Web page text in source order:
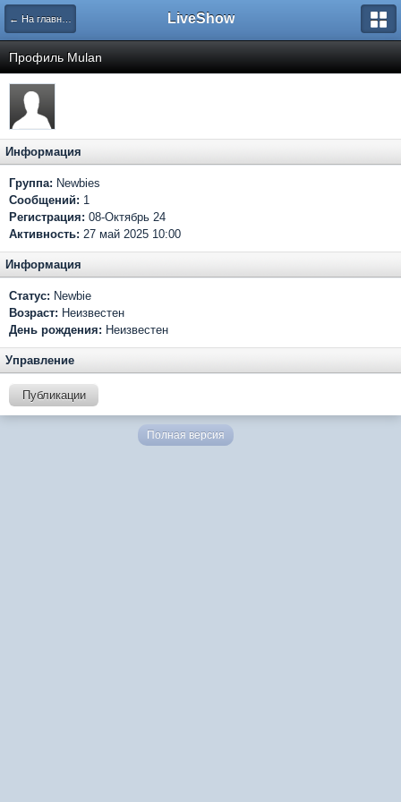
← На главную LiveShow
Профиль Mulan
Информация
Группа: Newbies
Сообщений: 1
Регистрация: 08-Октябрь 24
Активность: 27 май 2025 10:00
Информация
Статус: Newbie
Возраст: Неизвестен
День рождения: Неизвестен
Управление
Публикации
Полная версия